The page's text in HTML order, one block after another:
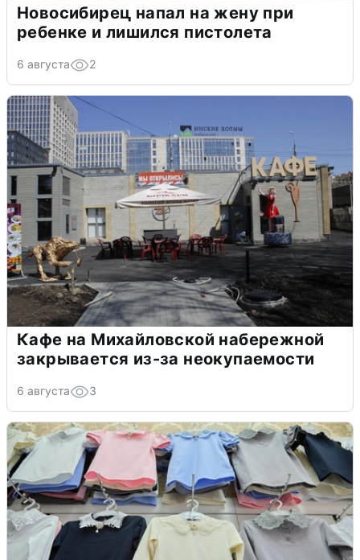
Новосибирец напал на жену при
ребенке и лишился пистолета
6 августа 2
Кафе на Михайловской набережной
закрывается из-за неокупаемости
6 августа 3